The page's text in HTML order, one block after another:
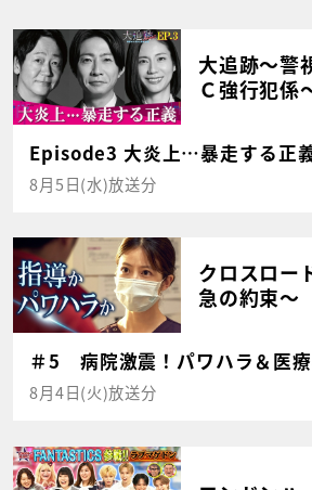
大追跡～警
Ｃ強行犯係
Episode3 大炎上…暴走する正
8月5日(水)放送分
クロスロー
急の約束～
＃5 病院激震！パワハラ＆医
8月4日(火)放送分